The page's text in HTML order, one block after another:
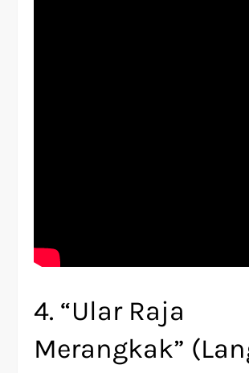
4. “Ular Raja
Merangkak”